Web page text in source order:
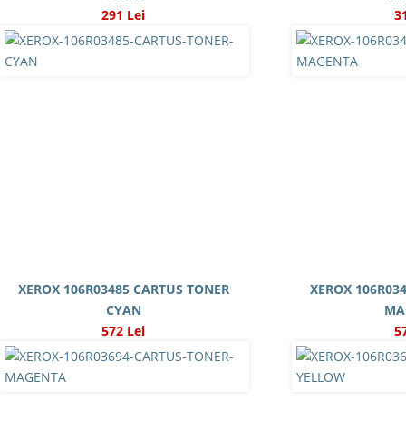
291 Lei
XEROX 106R03485 CARTUS TONER
CYAN
572 Lei
XEROX